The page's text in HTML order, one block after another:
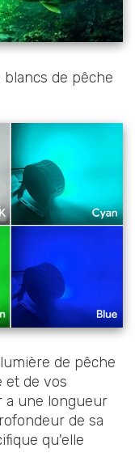
de pêche
de pêche
et de vos
a une longueur
de sa
qu'elle